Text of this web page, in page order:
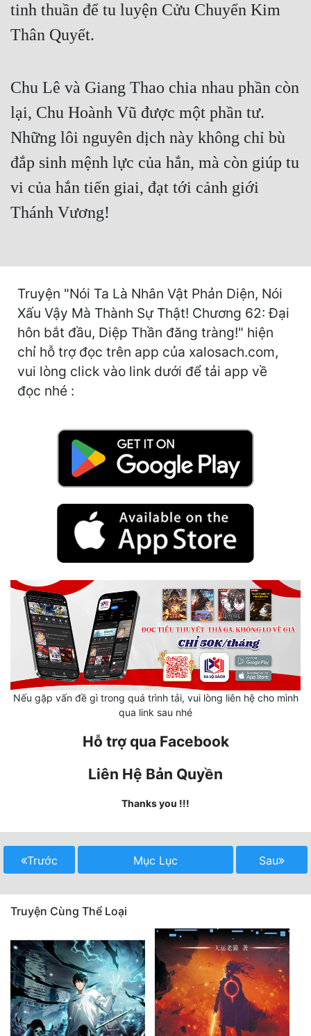
Cung Đấu
Cổ Tiên Hiệp
Cổ Đại
Du Hí
Dã Sử
Dị Giới
Góc Nhìn Nữ
Huyền Huyễn
Huyền Nghi
Huyền Ảo
Khoa Huyễn Không Gian
Kiếm Hiệp
Kỳ Huyễn
Làm Giàu
Ngôn Tình
Ngược
Nữ Phụ
Phong Thủy - Tâm Linh
Phương Tây
Phản Phái
Quan Trường
tinh thuần để tu luyện Cửu Chuyển Kim
Thân Quyết.
Chu Lê và Giang Thao chia nhau phần còn
lại, Chu Hoành Vũ được một phần tư.
Những lôi nguyên dịch này không chỉ bù
đắp sinh mệnh lực của hắn, mà còn giúp tu
vi của hắn tiến giai, đạt tới cảnh giới
Thánh Vương!
Truyện "Nói Ta Là Nhân Vật Phản Diện, Nói
Xấu Vậy Mà Thành Sự Thật! Chương 62: Đại
hôn bắt đầu, Diệp Thần đăng tràng!" hiện
chỉ hỗ trợ đọc trên app của xalosach.com,
vui lòng click vào link dưới để tải app về
đọc nhé :
Nếu gặp vấn đề gì trong quá trình tải, vui lòng liên hệ cho mình
qua link sau nhé
Hỗ trợ qua Facebook
Liên Hệ Bản Quyền
Thanks you !!!
Trước Mục Lục Sau
Truyện Cùng Thể Loại